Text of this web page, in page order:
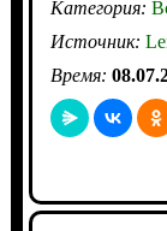
Категория:
Источник:
Время: